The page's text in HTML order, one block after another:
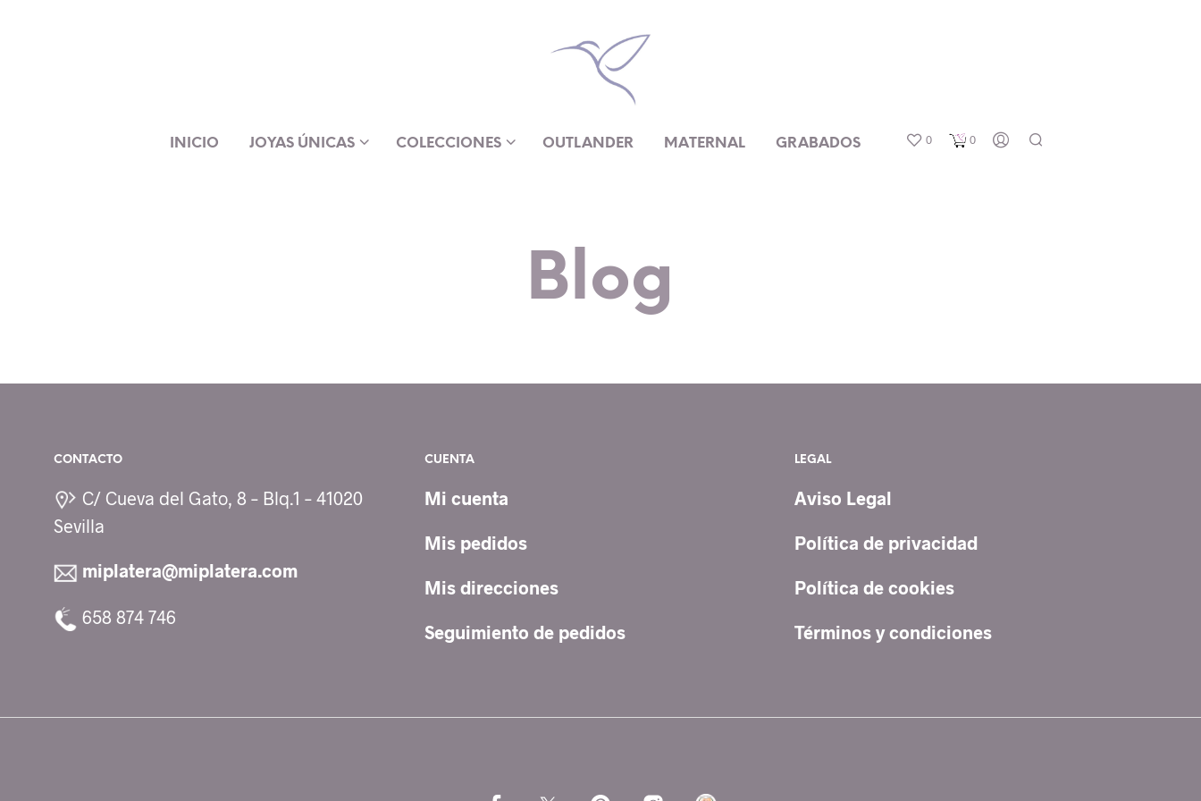
INICIO JOYAS ÚNICAS COLECCIONES OUTLANDER MATERNAL GRABADOS 0 0
Blog
CONTACTO
C/ Cueva del Gato, 8 – Blq.1 – 41020
Sevilla
miplatera@miplatera.com
658 874 746
CUENTA
Mi cuenta
Mis pedidos
Mis direcciones
Seguimiento de pedidos
LEGAL
Aviso Legal
Política de privacidad
Política de cookies
Términos y condiciones